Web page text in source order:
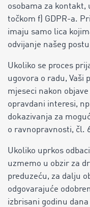
osobama za kontakt,
točkom f) GDPR-a.
imaju samo lica
odvijanje našeg
Ukoliko se proces
ugovora o radu, Vaši
mjeseci nakon
opravdani interesi,
dokazivanja za
o ravnopravnosti, čl.
Ukoliko uprkos
uzmemo u obzir za
preduzeću, za dalju
odgovarajuće
izbrisani godinu